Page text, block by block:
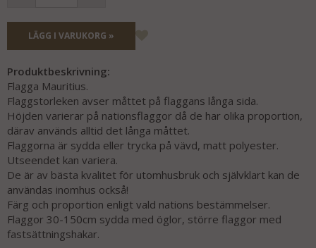
LÄGG I VARUKORG »
Produktbeskrivning:
Flagga Mauritius.
Flaggstorleken avser måttet på flaggans långa sida.
Höjden varierar på nationsflaggor då de har olika proportion,
därav används alltid det långa måttet.
Flaggorna är sydda eller trycka på vävd, matt polyester.
Utseendet kan variera.
De är av bästa kvalitet för utomhusbruk och självklart kan de
användas inomhus också!
Färg och proportion enligt vald nations bestämmelser.
Flaggor 30-150cm sydda med öglor, större flaggor med
fastsättningshakar.